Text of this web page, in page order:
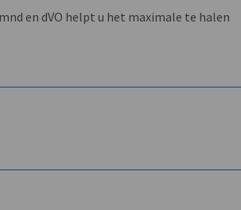
en dVO helpt u het maximale te halen